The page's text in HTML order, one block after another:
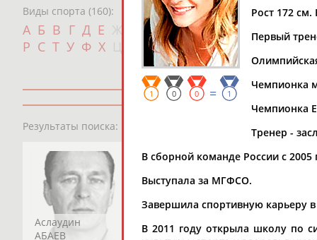
Виды спорта (160):
А Б В Г Д Е И К Л М Н О
П
Р С Т У Ф Х Ш Щ Э Ю Я
с
Результаты поиска:
Аслаудин
АБАЕВ
АБАИМОВА
АБАКУМОВА
1 0 0 = 1
Рост 172 см.
Первый
Чемпионка
Чемпионка
Тренер -
В сборной команде России с 2005
Выступала за МГФСО.
Завершила спортивную карьеру в
В 2011 году открыла школу по